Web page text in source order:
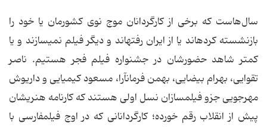
سال‌هاست که برخی از کارگردانان موج نوی کشورمان یا خود را
بازنشسته کرده‏اند یا از ایران رفته‏اند و دیگر فیلم نمی‏سازند و یا
کمتر شاهد حضورشان در جشنواره فیلم فجر هستیم. ناصر
تقوایی، بهرام بیضایی، بهمن فرمان‏آرا، مسعود کیمیایی و داریوش
مهرجویی جزو فیلمسازان نسل اولی هستند که کارنامه هنری‏شان
پیش از انقلاب رقم خورده؛ کارگردانانی که در اوج فیلمفارسی با